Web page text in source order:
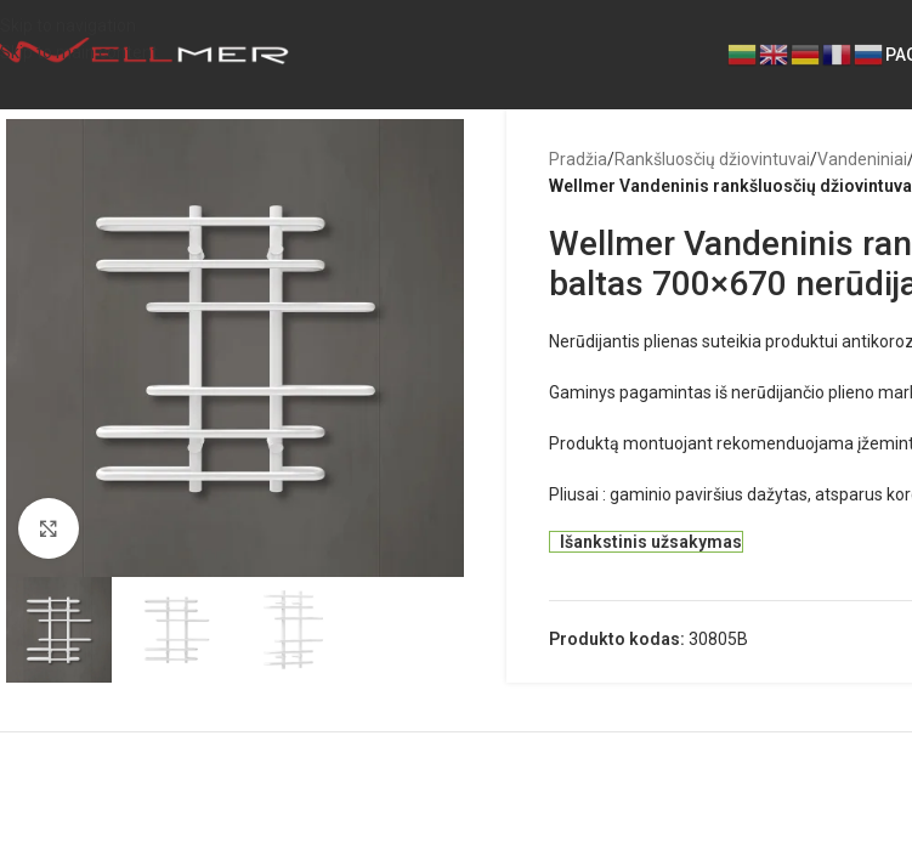
Skip to main content
Pradžia/Rankšluosčių džiovintuvai/Vandeniniai
Wellmer Vandeninis rankšluosčių
Wellmer Vandeninis
baltas 700×670
Nerūdijantis plienas suteikia produktui
Gaminys pagamintas iš nerūdijančio plieno
Produktą montuojant rekomenduojama
Pliusai : gaminio paviršius dažytas, atsparus
Išankstinis užsakymas
Produkto kodas:30805B